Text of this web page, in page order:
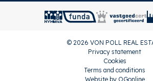
© 2026 VON POLL REAL
Privacy statement
Cookies
Terms and conditions
Website by OGonline